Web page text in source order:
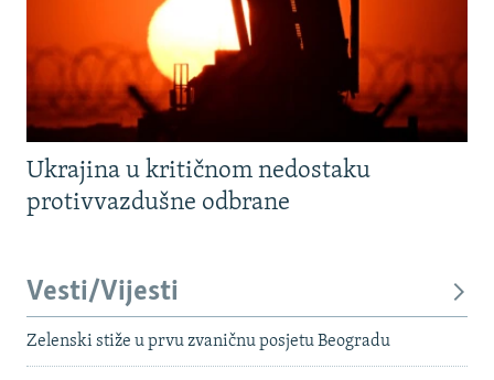
Ukrajina u kritičnom nedostaku
protivvazdušne odbrane
Vesti/Vijesti
Zelenski stiže u prvu zvaničnu posjetu Beogradu